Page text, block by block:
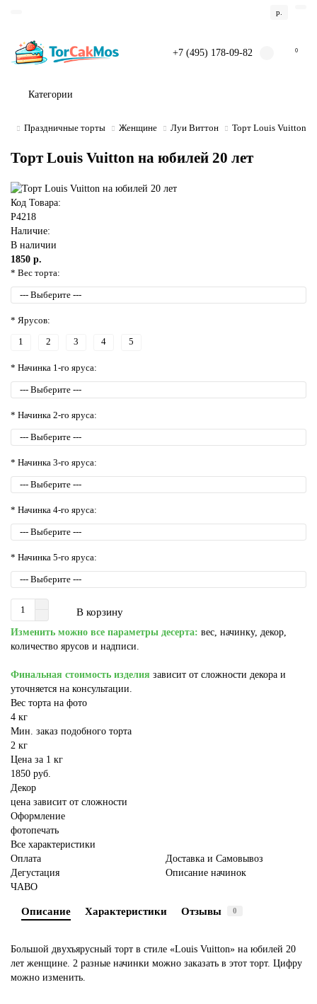
р.
+7 (495) 178-09-82 0
Категории
Праздничные торты Женщине Луи Виттон Торт Louis Vuitton
Торт Louis Vuitton на юбилей 20 лет
Код Товара:
P4218
Наличие:
В наличии
1850 р.
* Вес торта:
* Ярусов:
1 2 3 4 5
* Начинка 1-го яруса:
* Начинка 2-го яруса:
* Начинка 3-го яруса:
* Начинка 4-го яруса:
* Начинка 5-го яруса:
В корзину
Изменить можно все параметры десерта: вес, начинку, декор,
количество ярусов и надписи.
Финальная стоимость изделия зависит от сложности декора и
уточняется на консультации.
Вес торта на фото
4 кг
Мин. заказ подобного торта
2 кг
Цена за 1 кг
1850 руб.
Декор
цена зависит от сложности
Оформление
фотопечать
Все характеристики
Оплата
Доставка и Самовывоз
Дегустация
Описание начинок
ЧАВО
Описание Характеристики Отзывы 0
Большой двухъярусный торт в стиле «Louis Vuitton» на юбилей 20
лет женщине. 2 разные начинки можно заказать в этот торт. Цифру
можно изменить.